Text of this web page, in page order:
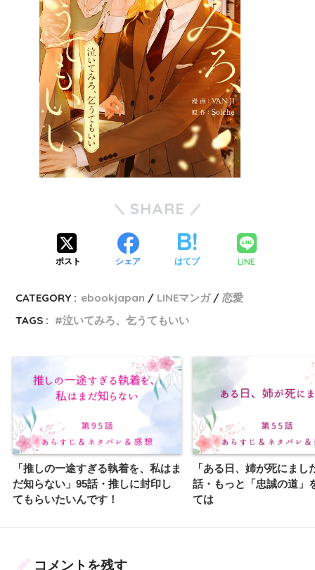
SHARE
ポスト シェア はてブ LINE
CATEGORY : ebookjapan LINEマンガ
恋愛
TAGS :
泣いてみろ、乞うてもいい
「推しの一途すぎる執着を、私はま
だ知らない」95話・推しに封印し
てもらいたいんです！
「ある日、姉が死にまし
話・もっと「忠誠の道」
ては
コメントを残す